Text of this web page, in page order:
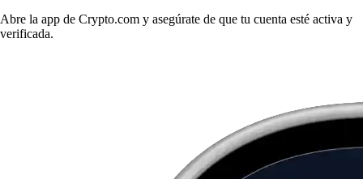
Abre la app de Crypto.com y asegúrate de que tu cuenta esté activa y
verificada.